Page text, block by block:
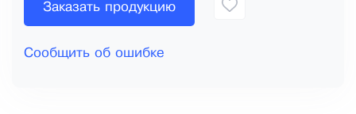
Заказать продукцию
Сообщить об ошибке